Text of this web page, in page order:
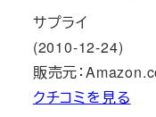
サプライ
(2010-12-24)
販売元：
クチコミを見る